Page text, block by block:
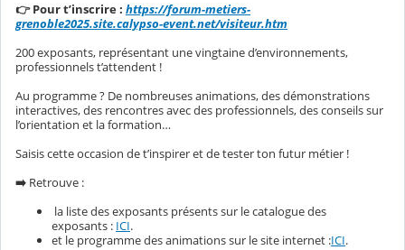
👉 Pour t’inscrire : https://forum-metiers-
grenoble2025.site.calypso-event.net/visiteur.htm
200 exposants, représentant une vingtaine d’environnements,
professionnels t’attendent !
Au programme ? De nombreuses animations, des démonstrations
interactives, des rencontres avec des professionnels, des conseils sur
l’orientation et la formation…
Saisis cette occasion de t’inspirer et de tester ton futur métier !
➡️ Retrouve :
la liste des exposants présents sur le catalogue des
exposants : ICI.
et le programme des animations sur le site internet :ICI.